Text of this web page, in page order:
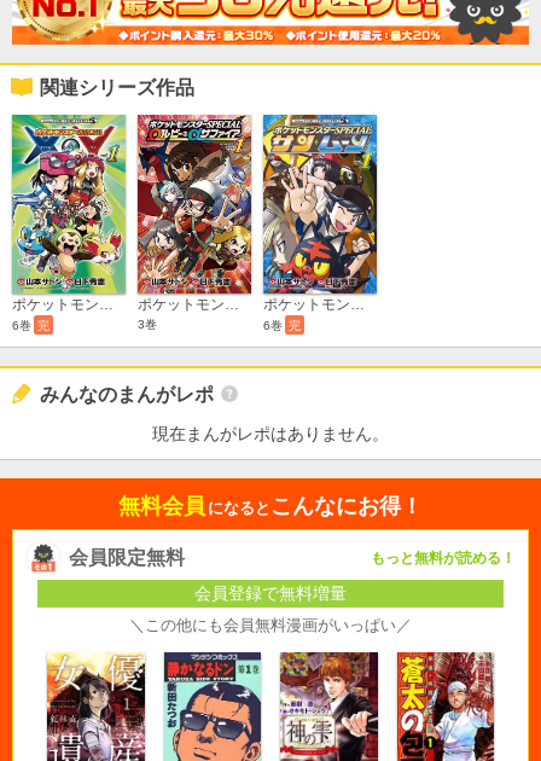
関連シリーズ作品
ポケットモンスターSPECIAL X・Y
6巻 完
ポケットモンスターSPECIAL Ωルビー・αサファイア
3巻
ポケットモンスターSPECIAL サン・ムーン
6巻 完
みんなのまんがレポ
現在まんがレポはありません。
無料会員 になると こんなにお得！
会員限定無料 もっと無料が読める！
会員登録で無料増量
＼この他にも会員無料漫画がいっぱい／